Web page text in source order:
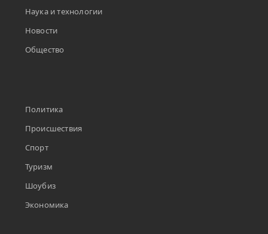
Наука и технологии
Новости
Общество
Политика
Происшествия
Спорт
Туризм
Шоубиз
Экономика